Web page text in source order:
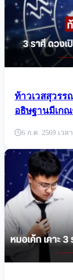
ท้าวเวสสุวรร
อธิษฐานมีเก
6 ก.ค. 2569 เวล